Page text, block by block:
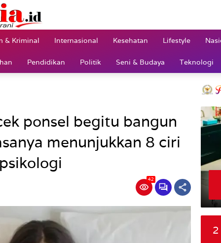
& Kriminal Internasional Kesehatan Lifestyle
Pendidikan Politik Seni & Budaya Teknologi
ponsel begitu bangun
menunjukkan 8 ciri
42
2